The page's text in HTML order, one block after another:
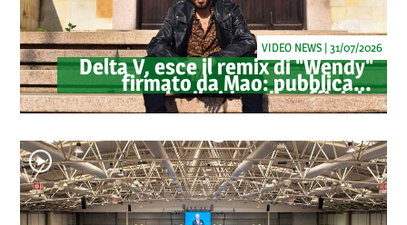
Delta V, esce il remix di "Wendy"
firmato da Mao: pubblicato
anche il videoclip ufficiale
VIDEO NEWS | 31/07/2026